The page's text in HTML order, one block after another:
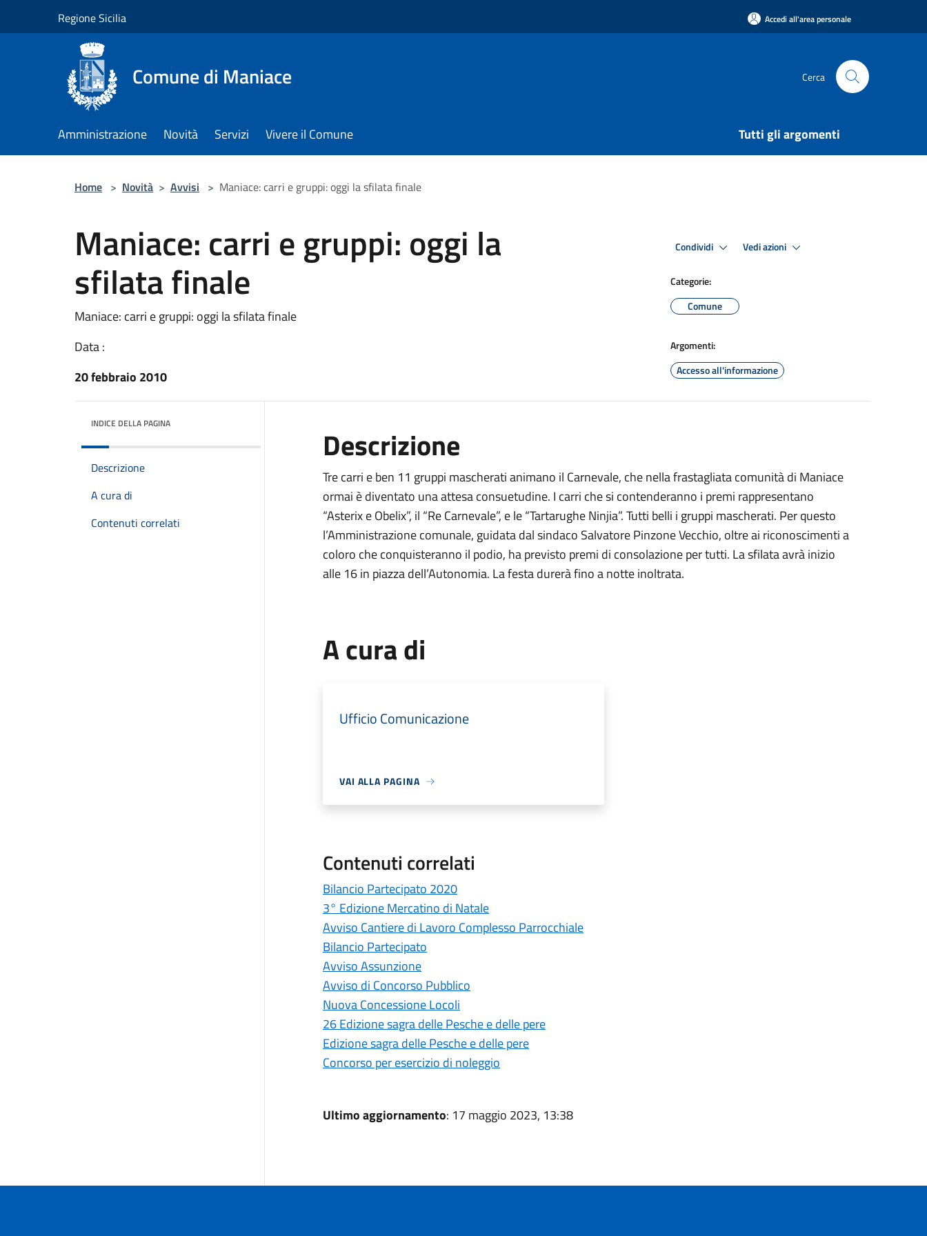
Regione Sicilia Accedi all'area personale
Comune di Maniace Cerca
Amministrazione Novità Servizi Vivere il Comune Tutti gli argomenti
Home > Novità > Avvisi > Maniace: carri e gruppi: oggi la sfilata finale
Maniace: carri e gruppi: oggi la
sfilata finale
Maniace: carri e gruppi: oggi la sfilata finale
Data :
20 febbraio 2010
Condividi Vedi azioni
Categorie:
Comune
Argomenti:
Accesso all'informazione
INDICE DELLA PAGINA
Descrizione
A cura di
Contenuti correlati
Descrizione
Tre carri e ben 11 gruppi mascherati animano il Carnevale, che nella frastagliata comunità di Maniace
ormai è diventato una attesa consuetudine. I carri che si contenderanno i premi rappresentano
“Asterix e Obelix”, il “Re Carnevale”, e le “Tartarughe Ninjia”. Tutti belli i gruppi mascherati. Per questo
l’Amministrazione comunale, guidata dal sindaco Salvatore Pinzone Vecchio, oltre ai riconoscimenti a
coloro che conquisteranno il podio, ha previsto premi di consolazione per tutti. La sfilata avrà inizio
alle 16 in piazza dell’Autonomia. La festa durerà fino a notte inoltrata.
A cura di
Ufficio Comunicazione
VAI ALLA PAGINA
Contenuti correlati
Bilancio Partecipato 2020
3° Edizione Mercatino di Natale
Avviso Cantiere di Lavoro Complesso Parrocchiale
Bilancio Partecipato
Avviso Assunzione
Avviso di Concorso Pubblico
Nuova Concessione Locoli
26 Edizione sagra delle Pesche e delle pere
Edizione sagra delle Pesche e delle pere
Concorso per esercizio di noleggio
Ultimo aggiornamento: 17 maggio 2023, 13:38